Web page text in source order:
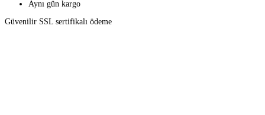
Aynı gün kargo
Güvenilir SSL sertifikalı ödeme